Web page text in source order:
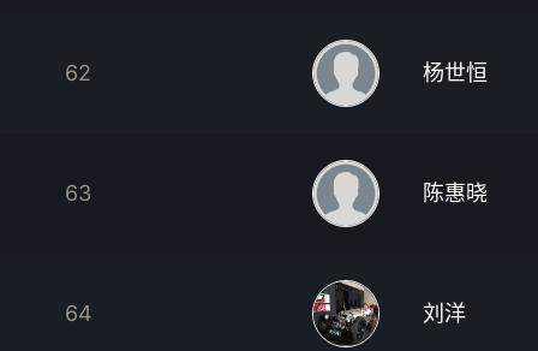
62 杨世恒
63 陈惠晓
64 刘洋